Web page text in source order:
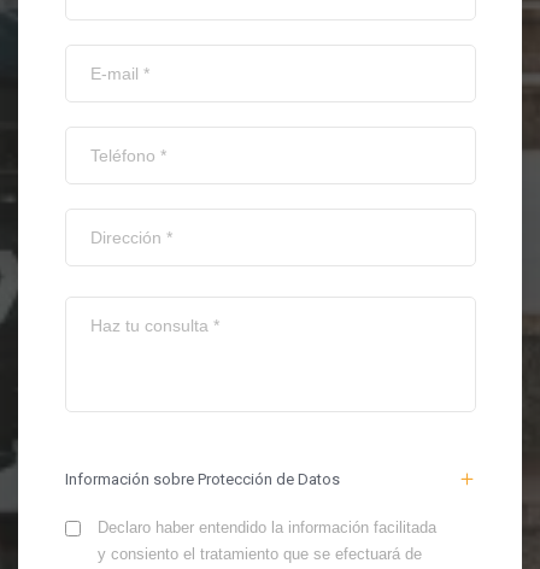
Información sobre Protección de Datos
Declaro haber entendido la información facilitada
y consiento el tratamiento que se efectuará de